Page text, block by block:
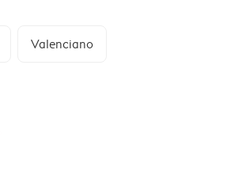
Valenciano